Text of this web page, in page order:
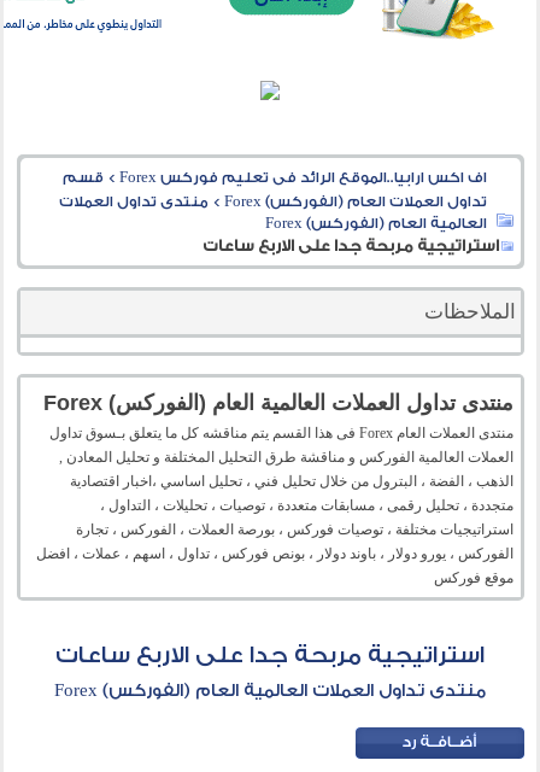
اف اكس ارابيا..الموقع الرائد فى تعليم فوركس Forex > قسم
تداول العملات العام (الفوركس) Forex
> منتدى تداول العملات
العالمية العام (الفوركس) Forex
استراتيجية مربحة جدا على الاربع ساعات
الملاحظات
منتدى تداول العملات العالمية العام (الفوركس) Forex
منتدى العملات العام Forex فى هذا القسم يتم مناقشه كل ما يتعلق بـسوق تداول
العملات العالمية الفوركس و مناقشة طرق التحليل المختلفة و تحليل المعادن ,
الذهب ، الفضة ، البترول من خلال تحليل فني ، تحليل اساسي ،اخبار اقتصادية
متجددة ، تحليل رقمى ، مسابقات متعددة ، توصيات ، تحليلات ، التداول ،
استراتيجيات مختلفة ، توصيات فوركس ، بورصة العملات ، الفوركس ، تجارة
الفوركس ، يورو دولار ، باوند دولار ، بونص فوركس ، تداول ، اسهم ، عملات ، افضل
موقع فوركس
استراتيجية مربحة جدا على الاربع ساعات
منتدى تداول العملات العالمية العام (الفوركس) Forex